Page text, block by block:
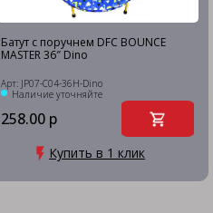
Батут с поручнем DFC BOUNCE
MASTER 36″ Dino
Арт: JP07-C04-36H-Dino
Наличие уточняйте
258.00 р
Купить в 1 клик